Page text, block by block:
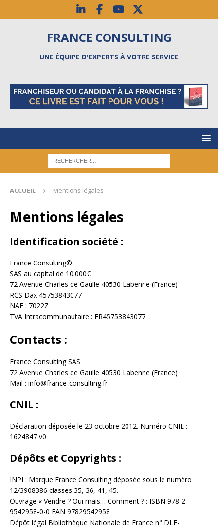
FRANCE CONSULTING
UNE ÉQUIPE D'EXPERTS À VOTRE SERVICE
ACCUEIL Mentions légales
Mentions légales
Identification société :
France Consulting©
SAS au capital de 10.000€
72 Avenue Charles de Gaulle 40530 Labenne (France)
RCS Dax 45753843077
NAF : 7022Z
TVA Intracommunautaire : FR45753843077
Contacts :
France Consulting SAS
72 Avenue Charles de Gaulle 40530 Labenne (France)
Mail : info@france-consulting.fr
CNIL :
Déclaration déposée le 23 octobre 2012. Numéro CNIL :
1624847 v0
Dépôts et Copyrights :
INPI : Marque France Consulting déposée sous le numéro
12/3908386 classes 35, 36, 41, 45.
Ouvrage « Vendre ? Oui mais… Comment ? : ISBN 978-2-
9542958-0-0 EAN 97829542958
Dépôt légal Bibliothèque Nationale de France n° DLE-